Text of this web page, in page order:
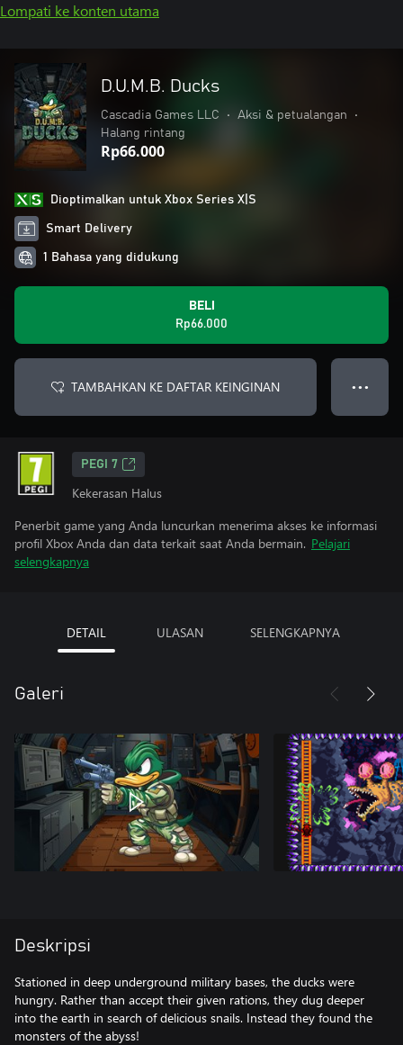
Lompati ke konten utama
D.U.M.B. Ducks
Cascadia Games LLC • Aksi & petualangan
•
Halang rintang
Rp66.000
Dioptimalkan untuk Xbox Series X|S
Smart Delivery
1 Bahasa yang didukung
BELI
Rp66.000
TAMBAHKAN KE DAFTAR KEINGINAN ● ● ●
PEGI 7
Kekerasan Halus
Penerbit game yang Anda luncurkan menerima akses ke informasi
profil Xbox Anda dan data terkait saat Anda bermain. Pelajari
selengkapnya
DETAIL ULASAN SELENGKAPNYA
Galeri
Deskripsi
Stationed in deep underground military bases, the ducks were
hungry. Rather than accept their given rations, they dug deeper
into the earth in search of delicious snails. Instead they found the
monsters of the abyss!